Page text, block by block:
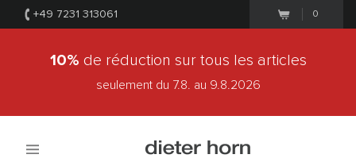
+49 7231 313061 0
10% de réduction sur tous les articles
seulement du 7.8. au 9.8.2026